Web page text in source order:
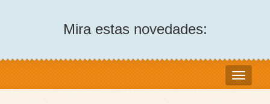
Mira estas novedades: